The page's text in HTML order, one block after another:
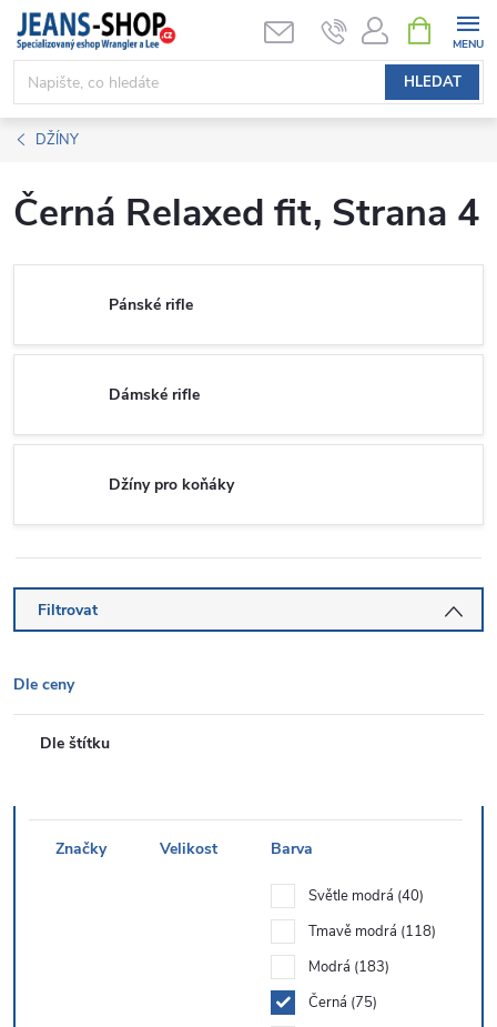
Přejít
obsah
HLEDAT
NÁKUPNÍ
KOŠÍK
DŽÍNY
Černá Relaxed fit, Strana 4
Pánské rifle
Dámské rifle
Džíny pro koňáky
Filtrovat
Dle ceny
Dle štítku
Značky Velikost Barva
Světle modrá 40
Tmavě modrá 118
Modrá 183
Černá 75